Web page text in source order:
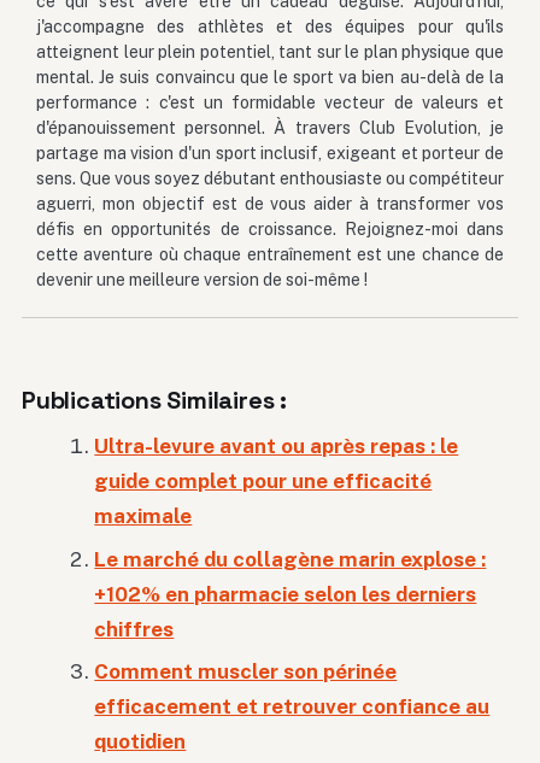
j'accompagne des athlètes et des équipes pour qu'ils
atteignent leur plein potentiel, tant sur le plan physique que
mental. Je suis convaincu que le sport va bien au-delà de la
performance : c'est un formidable vecteur de valeurs et
d'épanouissement personnel. À travers Club Evolution, je
partage ma vision d'un sport inclusif, exigeant et porteur de
sens. Que vous soyez débutant enthousiaste ou compétiteur
aguerri, mon objectif est de vous aider à transformer vos
défis en opportunités de croissance. Rejoignez-moi dans
cette aventure où chaque entraînement est une chance de
devenir une meilleure version de soi-même !
Publications Similaires :
Ultra-levure avant ou après repas : le
guide complet pour une efficacité
maximale
Le marché du collagène marin explose :
+102% en pharmacie selon les derniers
chiffres
Comment muscler son périnée
efficacement et retrouver confiance au
quotidien